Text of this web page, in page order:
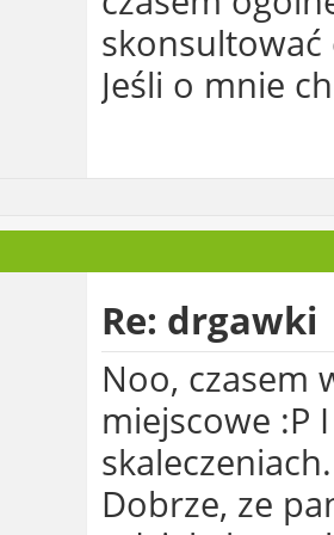
skonsultować
Jeśli o mnie
Re: drgawki
Noo, czasem
miejscowe :P
skaleczeniach.
Dobrze, ze